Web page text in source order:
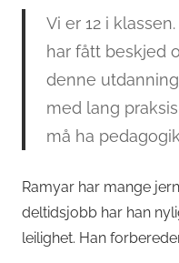
Vi er 12 i
har fått beskjed
denne
med lang
må ha
Ramyar har mange
deltidsjobb har han
leilighet. Han